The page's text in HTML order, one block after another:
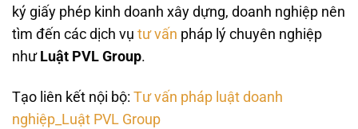
ký giấy phép kinh doanh xây dựng, doanh nghiệp nên
tìm đến các dịch vụ tư vấn pháp lý chuyên nghiệp
như Luật PVL Group.
Tạo liên kết nội bộ: Tư vấn pháp luật doanh
nghiệp_Luật PVL Group